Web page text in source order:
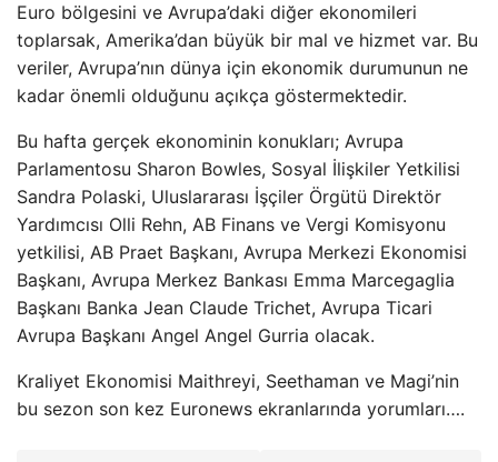
Euro bölgesini ve Avrupa’daki diğer ekonomileri
toplarsak, Amerika’dan büyük bir mal ve hizmet var. Bu
veriler, Avrupa’nın dünya için ekonomik durumunun ne
kadar önemli olduğunu açıkça göstermektedir.
Bu hafta gerçek ekonominin konukları; Avrupa
Parlamentosu Sharon Bowles, Sosyal İlişkiler Yetkilisi
Sandra Polaski, Uluslararası İşçiler Örgütü Direktör
Yardımcısı Olli Rehn, AB Finans ve Vergi Komisyonu
yetkilisi, AB Praet Başkanı, Avrupa Merkezi Ekonomisi
Başkanı, Avrupa Merkez Bankası Emma Marcegaglia
Başkanı Banka Jean Claude Trichet, Avrupa Ticari
Avrupa Başkanı Angel Angel Gurria olacak.
Kraliyet Ekonomisi Maithreyi, Seethaman ve Magi’nin
bu sezon son kez Euronews ekranlarında yorumları….